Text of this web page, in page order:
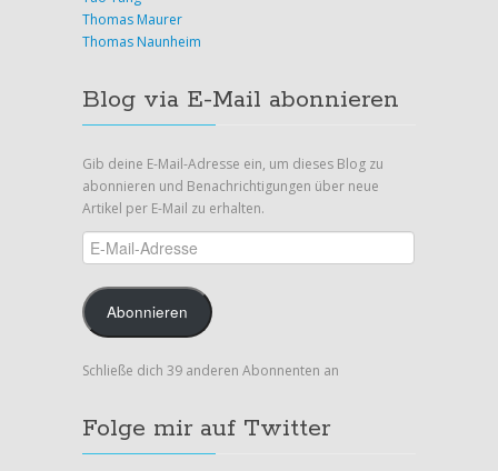
Thomas Maurer
Thomas Naunheim
Blog via E-Mail abonnieren
Gib deine E-Mail-Adresse ein, um dieses Blog zu
abonnieren und Benachrichtigungen über neue
Artikel per E-Mail zu erhalten.
E-
Mail-
Adresse
Abonnieren
Schließe dich 39 anderen Abonnenten an
Folge mir auf Twitter